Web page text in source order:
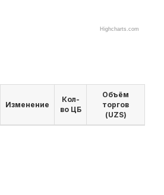
Highcharts.com
Изменение
Кол-
во ЦБ
Объём
торгов
(UZS)